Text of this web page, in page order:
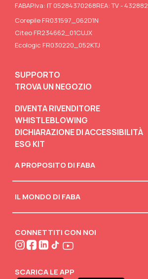
FABAP.Iva: IT 05284370268REA: TV - 432882
Corepile FR031597_062D1N
Citeo FR234662_01CUJX
Ecologic FR030220_052KTJ
SUPPORTO
TROVA UN NEGOZIO
DIVENTA RIVENDITORE
WHISTLEBLOWING
DICHIARAZIONE DI ACCESSIBILITÀ
ESG KIT
A PROPOSITO DI FABA
La nostra mission
Faba in classe
IL MONDO DI FABA
Attività creative
FABA•BLOG
CONNETTITI CON NOI
SCARICA LE APP